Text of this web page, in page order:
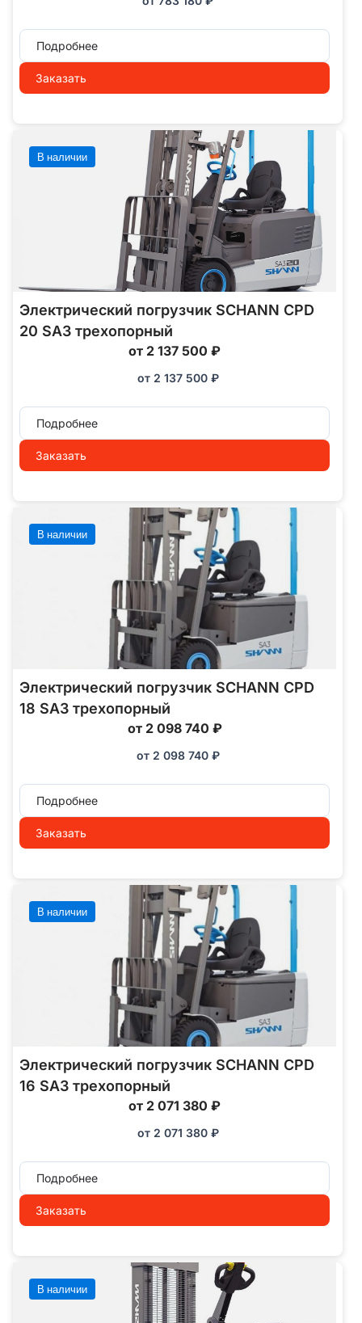
Подробнее
Заказать
В наличии
Электрический погрузчик SCHANN CPD
20 SA3 трехопорный
от 2 137 500 ₽
от 2 137 500 ₽
Подробнее
Заказать
В наличии
Электрический погрузчик SCHANN CPD
18 SA3 трехопорный
от 2 098 740 ₽
от 2 098 740 ₽
Подробнее
Заказать
В наличии
Электрический погрузчик SCHANN CPD
16 SA3 трехопорный
от 2 071 380 ₽
от 2 071 380 ₽
Подробнее
Заказать
В наличии